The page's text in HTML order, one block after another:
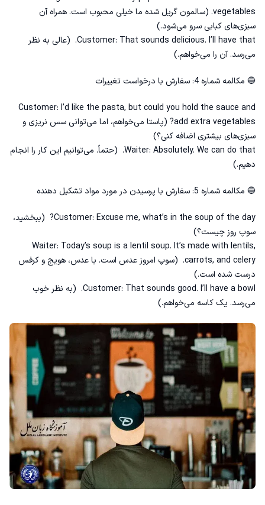
vegetables. (سالمون گریل شده ما خیلی محبوب است. همراه آن
سبزی‌های کبابی سرو می‌شود.)
Customer: That sounds delicious. I’ll have that. (عالی به نظر
می‌رسد. آن را می‌خواهم.)
🔵 مکالمه شماره 4: سفارش با درخواست تغییرات
Customer: I’d like the pasta, but could you hold the sauce and
add extra vegetables? (پاستا می‌خواهم، اما می‌توانی سس نریزی و
سبزی‌های بیشتری اضافه کنی؟)
Waiter: Absolutely. We can do that. (حتماً. می‌توانیم این کار را انجام
دهیم.)
🔵 مکالمه شماره 5: سفارش با پرسیدن در مورد مواد تشکیل دهنده
Customer: Excuse me, what’s in the soup of the day? (ببخشید،
سوپ روز چیست؟)
Waiter: Today’s soup is a lentil soup. It’s made with lentils,
carrots, and celery. (سوپ امروز عدس است. با عدس، هویج و کرفس
درست شده است.)
Customer: That sounds good. I’ll have a bowl. (به نظر خوب
می‌رسد. یک کاسه می‌خواهم.)